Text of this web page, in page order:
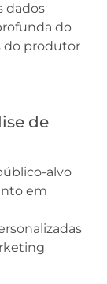
dados
do
do produtor
de
alvo
em